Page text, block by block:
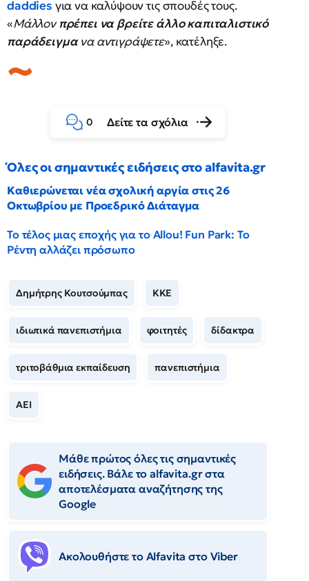
daddies για να καλύψουν τις σπουδές τους.
«Μάλλονπρέπει να βρείτε άλλο καπιταλιστικό
παράδειγμανα αντιγράψετε», κατέληξε.
0 Δείτε τα σχόλια
Όλες οι σημαντικές ειδήσεις στο alfavita.gr
Καθιερώνεται νέα σχολική αργία στις 26
Οκτωβρίου με Προεδρικό Διάταγμα
Το τέλος μιας εποχής για το Allou! Fun Park: Το
Ρέντη αλλάζει πρόσωπο
Δημήτρης Κουτσούμπας ΚΚΕ
ιδιωτικά πανεπιστήμια φοιτητές δίδακτρα
τριτοβάθμια εκπαίδευση πανεπιστήμια
ΑΕΙ
Μάθε πρώτος όλες τις σημαντικές
ειδήσεις. Βάλε το alfavita.gr στα
αποτελέσματα αναζήτησης της
Google
Ακολουθήστε το Αlfavita στο Viber